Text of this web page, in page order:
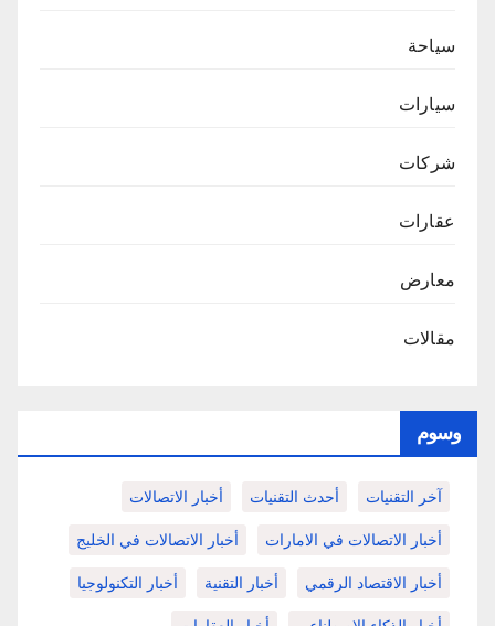
سياحة
سيارات
شركات
عقارات
معارض
مقالات
وسوم
آخر التقنيات أحدث التقنيات أخبار الاتصالات
أخبار الاتصالات في الامارات أخبار الاتصالات في الخليج
أخبار الاقتصاد الرقمي أخبار التقنية أخبار التكنولوجيا